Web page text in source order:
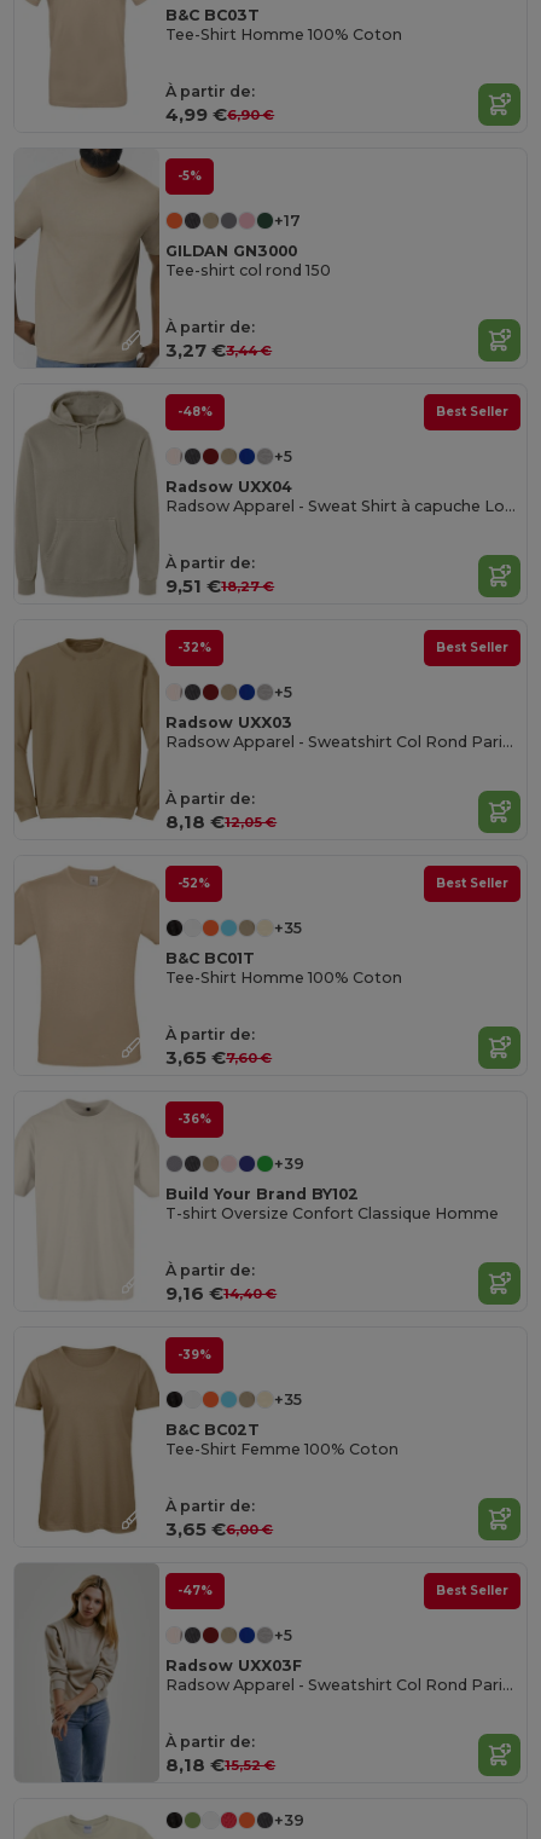
B&C BC03T
Tee-Shirt Homme 100% Coton
À partir de:
4,99 €6,90 €
-5%
+17
GILDAN GN3000
Tee-shirt col rond 150
À partir de:
3,27 €3,44 €
-48% Best Seller
+5
Radsow UXX04
Radsow Apparel - Sweat Shirt à capuche London pour hommes
À partir de:
9,51 €18,27 €
-32% Best Seller
+5
Radsow UXX03
Radsow Apparel - Sweatshirt Col Rond Paris pour hommes
À partir de:
8,18 €12,05 €
-52% Best Seller
+35
B&C BC01T
Tee-Shirt Homme 100% Coton
À partir de:
3,65 €7,60 €
-36%
+39
Build Your Brand BY102
T-shirt Oversize Confort Classique Homme
À partir de:
9,16 €14,40 €
-39%
+35
B&C BC02T
Tee-Shirt Femme 100% Coton
À partir de:
3,65 €6,00 €
-47% Best Seller
+5
Radsow UXX03F
Radsow Apparel - Sweatshirt Col Rond Paris pour femmes
À partir de:
8,18 €15,52 €
+39